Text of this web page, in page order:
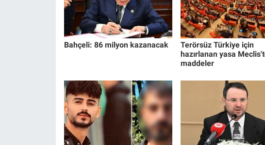
Bahçeli: 86 milyon kazanacak
Terörsüz Türkiye için
hazırlanan yasa
maddeler